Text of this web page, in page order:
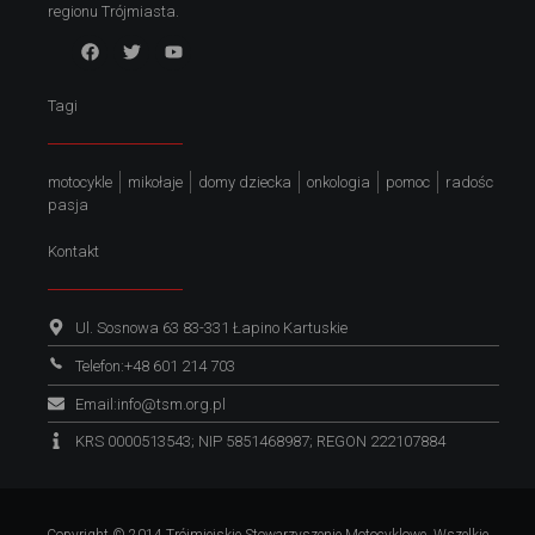
regionu Trójmiasta.
Tagi
motocykle mikołaje domy dziecka onkologia pomoc
radośc
pasja
Kontakt
Ul. Sosnowa 63 83-331 Łapino Kartuskie
Telefon:+48 601 214 703
Email:info@tsm.org.pl
KRS 0000513543; NIP 5851468987; REGON 222107884